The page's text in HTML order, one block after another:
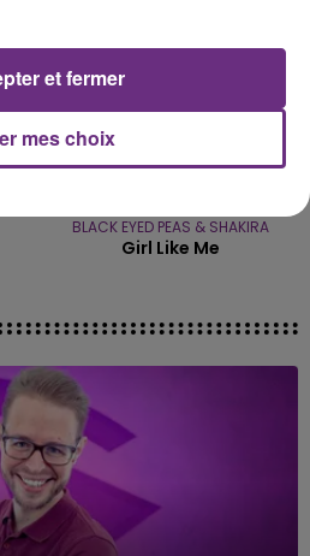
BLACK EYED PEAS & SHAKIRA
Girl Like Me
mes choix
et fermer